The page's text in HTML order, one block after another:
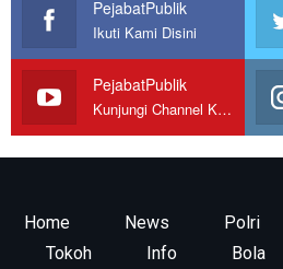
PejabatPublik
Ikuti Kami Disini
PejabatPublik
Kunjungi Channel Kami
Home News Polri
Tokoh
Info Bola